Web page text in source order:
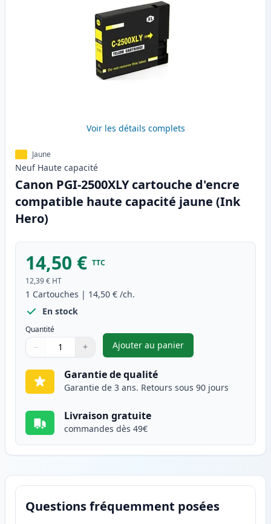
Voir les détails complets
Jaune
Neuf Haute capacité
Canon PGI-2500XLY cartouche d'encre
compatible haute capacité jaune (Ink
Hero)
14,50 € TTC
12,39 € HT
1 Cartouches | 14,50 € /ch.
En stock
Quantité
Quantité
Utilisez les boutons pour ajuster
− +
Quantité
Ajouter au panier
,Canon PGI-2500XLY
Garantie de qualité
Garantie de 3 ans. Retours sous 90 jours
Livraison gratuite
commandes dès 49€
Questions fréquemment posées